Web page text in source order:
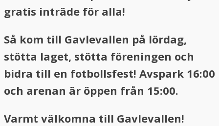
gratis inträde för alla!
Så kom till Gavlevallen på lördag,
stötta laget, stötta föreningen och
bidra till en fotbollsfest! Avspark 16:00
och arenan är öppen från 15:00.
Varmt välkomna till Gavlevallen!